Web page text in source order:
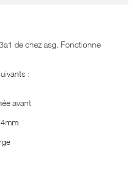
de chez asg. Fonctionne
:
avant